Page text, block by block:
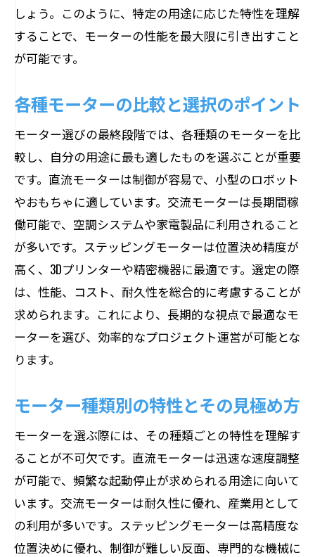
しょう。このように、特定の用途に応じた特性を理解
することで、モーターの性能を最大限に引き出すこと
が可能です。
各種モーターの比較と選択のポイント
モーター選びの最終段階では、各種類のモーターを比
較し、自分の用途に最も適したものを選ぶことが重要
です。直流モーターは制御が容易で、小型のロボット
やおもちゃに適しています。交流モーターは長期間稼
働可能で、空調システムや家電製品に利用されること
が多いです。ステッピングモーターは位置決め精度が
高く、3Dプリンターや精密機器に最適です。選定の際
は、性能、コスト、耐久性を総合的に考慮することが
求められます。これにより、長期的な視点で最適なモ
ーターを選び、効率的なプロジェクト運営が可能とな
ります。
モーター種類別の特性とその見極め方
モーターを選ぶ際には、その種類ごとの特性を理解す
ることが不可欠です。直流モーターは迅速な速度調整
が可能で、頻繁な起動停止が求められる用途に向いて
います。交流モーターは耐久性に優れ、産業用として
の利用が多いです。ステッピングモーターは高精度な
位置決めに優れ、制御が難しい反面、専門的な機械に